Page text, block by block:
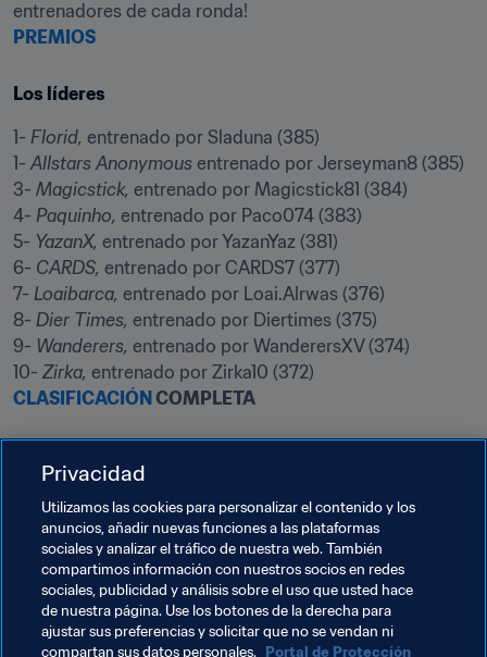
PREMIOS
Los líderes
1- Florid, entrenado por Sladuna (385)
1- Allstars Anonymous entrenado por Jerseyman8 (385)
3- Magicstick, entrenado por Magicstick81 (384)
4- Paquinho, entrenado por Paco074 (383)
5- YazanX, entrenado por YazanYaz (381)
6- CARDS, entrenado por CARDS7 (377)
7- Loaibarca, entrenado por Loai.Alrwas (376)
8- Dier Times, entrenado por Diertimes (375)
9- Wanderers, entrenado por WanderersXV (374)
10- Zirka,
CLASIFICACIÓN COMPLETA
¿Aún no estás jugando al Fútbol Fantasy McDonald’s de
la Copa Mundial de la FIFA™? ¿A qué esperas?
¡Enfúndate el traje de seleccionador y únete a más de
dos millones de hinchas de todo el planeta!
Privacidad
Utilizamos las cookies para personalizar el contenido y los
anuncios, añadir nuevas funciones a las plataformas
sociales y analizar el tráfico de nuestra web. También
compartimos información con nuestros socios en redes
sociales, publicidad y análisis sobre el uso que usted hace
de nuestra página. Use los botones de la derecha para
ajustar sus preferencias y solicitar que no se vendan ni
compartan sus datos personales. Portal de Protección